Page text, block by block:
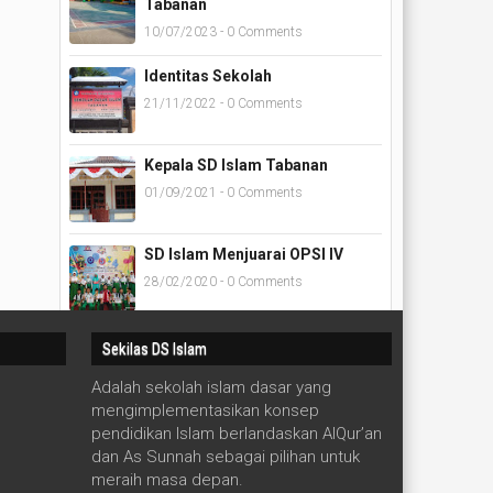
Tabanan
10/07/2023 - 0 Comments
Identitas Sekolah
21/11/2022 - 0 Comments
Kepala SD Islam Tabanan
01/09/2021 - 0 Comments
SD Islam Menjuarai OPSI IV
28/02/2020 - 0 Comments
Sekilas DS Islam
Adalah sekolah islam dasar yang
mengimplementasikan konsep
pendidikan Islam berlandaskan AlQur’an
dan As Sunnah sebagai pilihan untuk
meraih masa depan.